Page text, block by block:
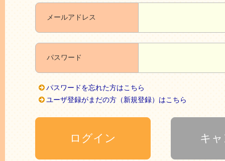
メールアドレス
パスワード
パスワードを忘れた方はこちら
ユーザ登録がまだの方（新規登録）はこちら